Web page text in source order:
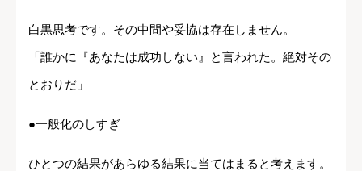
白黒思考です。その中間や妥協は存在しません。
「誰かに『あなたは成功しない』と言われた。絶対その
とおりだ」
●一般化のしすぎ
ひとつの結果があらゆる結果に当てはまると考えます。